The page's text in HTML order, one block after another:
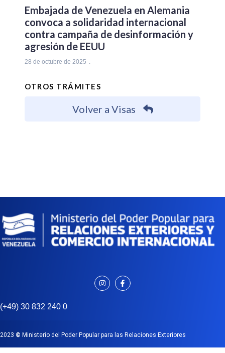
Embajada de Venezuela en Alemania
convoca a solidaridad internacional
contra campaña de desinformación y
agresión de EEUU
28 de octubre de 2025
OTROS TRÁMITES
Volver a Visas
(+49) 30 832 240 0
2023 © Ministerio del Poder Popular para las Relaciones Exteriores